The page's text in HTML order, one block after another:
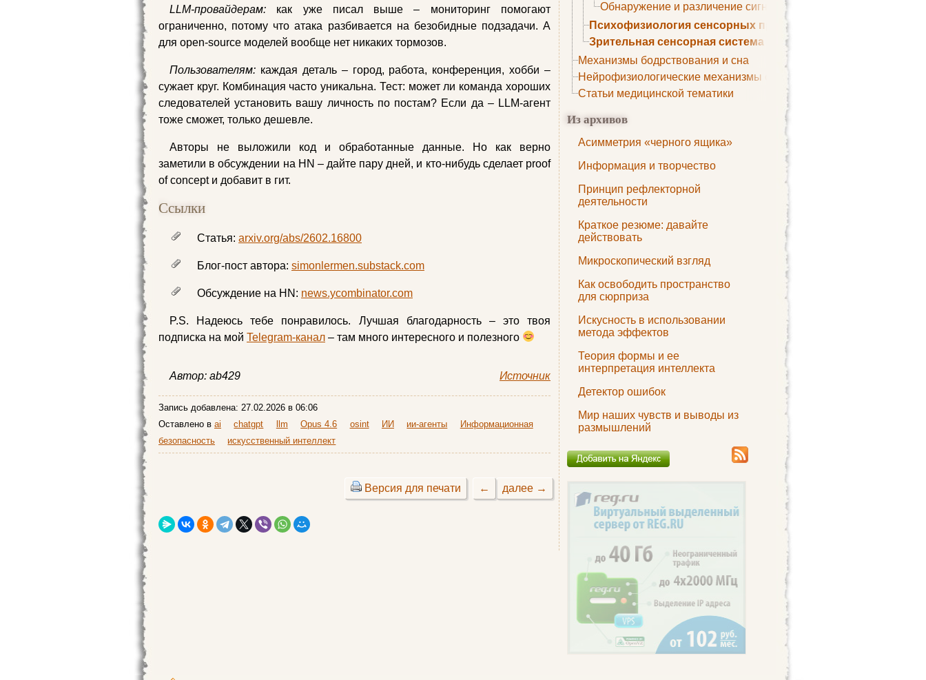
Обнаружение и различение сигналов. Сенсорная рецепция
Психофизиология сенсорных процессов
Зрительная сенсорная система
Механизмы бодрствования и сна
Нейрофизиологические механизмы сна
Статьи медицинской тематики
Из архивов
Асимметрия «черного ящика»
Информация и творчество
Принцип рефлекторной
деятельности
Краткое резюме: давайте
действовать
Микроскопический взгляд
Как освободить пространство
для сюрприза
Искусность в использовании
метода эффектов
Теория формы и ее
интерпретация интеллекта
Детектор ошибок
Мир наших чувств и выводы из
размышлений
LLM-провайдерам: как уже писал выше – мониторинг помогают
ограниченно, потому что атака разбивается на безобидные подзадачи. А
для open-source моделей вообще нет никаких тормозов.
Пользователям: каждая деталь – город, работа, конференция, хобби –
сужает круг. Комбинация часто уникальна. Тест: может ли команда хороших
следователей установить вашу личность по постам? Если да – LLM-агент
тоже сможет, только дешевле.
Авторы не выложили код и обработанные данные. Но как верно
заметили в обсуждении на HN – дайте пару дней, и кто-нибудь сделает proof
of concept и добавит в гит.
Ссылки
Статья: arxiv.org/abs/2602.16800
Блог-пост автора: simonlermen.substack.com
Обсуждение на HN: news.ycombinator.com
P.S. Надеюсь тебе понравилось. Лучшая благодарность – это твоя
подписка на мой Telegram-канал – там много интересного и полезного
Автор: ab429 Источник
Запись добавлена: 27.02.2026 в 06:06
Оставлено в ai chatgpt llm Opus 4.6 osint ИИ ии-агенты
Информационная
безопасность
искусственный интеллект
далее →
←
Версия для печати